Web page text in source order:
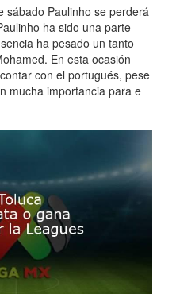
sábado Paulinho se perderá
ha sido una parte
ha pesado un tanto
En esta ocasión
con el portugués, pese
mucha importancia para e